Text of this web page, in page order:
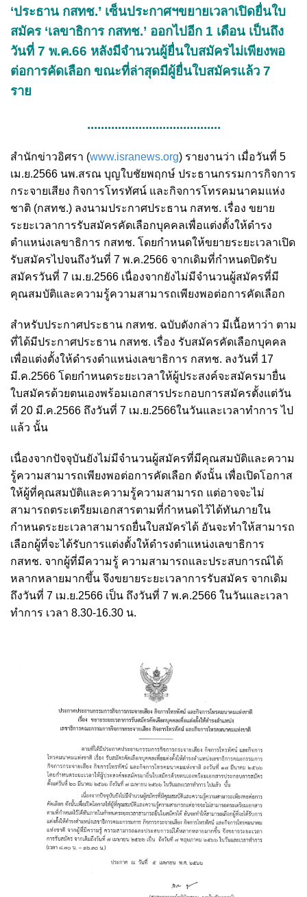
‘ประธาน กสทช.’ เซ็นประกาศฯขยายเวลาเปิดยื่นใบ
สมัคร ‘เลขาธิการ กสทช.’ ออกไปอีก 1 เดือน เป็นถึง
วันที่ 7 พ.ค.66 หลังมีจำนวนผู้ยื่นใบสมัครไม่เพียงพอ
ต่อการคัดเลือก ขณะที่ล่าสุดมีผู้ยื่นใบสมัครแล้ว 7
ราย
.......................................
สำนักข่าวอิศรา (www.isranews.org) รายงานว่า เมื่อวันที่ 5
เม.ย.2566 นพ.สรณ บุญใบชัยพฤกษ์ ประธานกรรมการกิจการ
กระจายเสียง กิจการโทรทัศน์ และกิจการโทรคมนาคมแห่ง
ชาติ (กสทช.) ลงนามประกาศประธาน กสทช. เรื่อง ขยาย
ระยะเวลาการรับสมัครคัดเลือกบุคคลเพื่อแต่งตั้งให้ดำรง
ตำแหน่งเลขาธิการ กสทช. โดยกำหนดให้ขยายระยะเวลาเปิด
รับสมัครไปจนถึงวันที่ 7 พ.ค.2566 จากเดิมที่กำหนดปิดรับ
สมัครวันที่ 7 เม.ย.2566 เนื่องจากยังไม่มีจำนวนผู้สมัครที่มี
คุณสมบัติและความรู้ความสามารถเพียงพอต่อการคัดเลือก
สำหรับประกาศประธาน กสทช. ฉบับดังกล่าว มีเนื้อหาว่า ตาม
ที่ได้มีประกาศประธาน กสทช. เรื่อง รับสมัครคัดเลือกบุคคล
เพื่อแต่งตั้งให้ดำรงตำแหน่งเลขาธิการ กสทช. ลงวันที่ 17
มี.ค.2566 โดยกำหนดระยะเวลาให้ผู้ประสงค์จะสมัครมายื่น
ใบสมัครด้วยตนเองพร้อมเอกสารประกอบการสมัครตั้งแต่วัน
ที่ 20 มี.ค.2566 ถึงวันที่ 7 เม.ย.2566ในวันและเวลาทำการ ไป
แล้ว นั้น
เนื่องจากปัจจุบันยังไม่มีจำนวนผู้สมัครที่มีคุณสมบัติและความ
รู้ความสามารถเพียงพอต่อการคัดเลือก ดังนั้น เพื่อเปิดโอกาส
ให้ผู้ที่คุณสมบัติและความรู้ความสามารถ แต่อาจจะไม่
สามารถตระเตรียมเอกสารตามที่กำหนดไว้ได้ทันภายใน
กำหนดระยะเวลาสามารถยื่นใบสมัครได้ อันจะทำให้สามารถ
เลือกผู้ที่จะได้รับการแต่งตั้งให้ดำรงตำแหน่งเลขาธิการ
กสทช. จากผู้ที่มีความรู้ ความสามารถและประสบการณ์ได้
หลากหลายมากขึ้น จึงขยายระยะเวลาการรับสมัคร จากเดิม
ถึงวันที่ 7 เม.ย.2566 เป็น ถึงวันที่ 7 พ.ค.2566 ในวันและเวลา
ทำการ เวลา 8.30-16.30 น.